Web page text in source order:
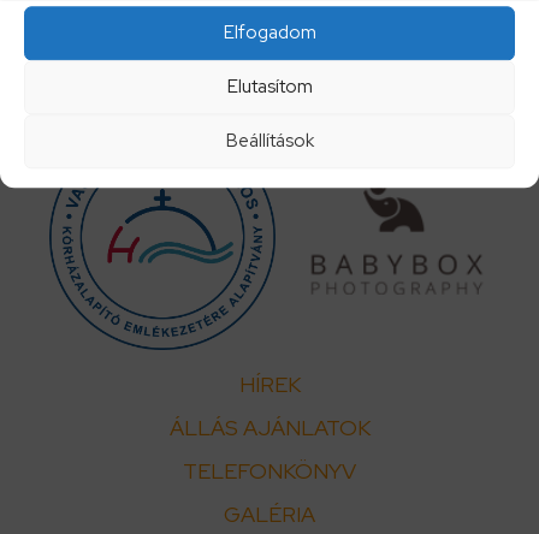
Elfogadom
Elutasítom
Beállítások
HÍREK
ÁLLÁS AJÁNLATOK
TELEFONKÖNYV
GALÉRIA